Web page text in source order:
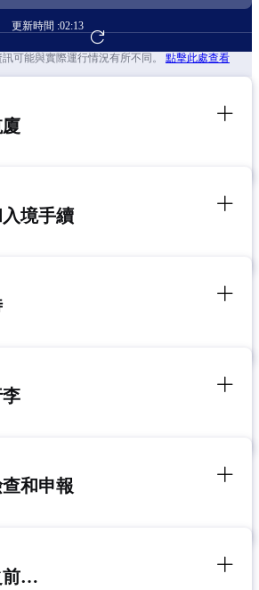
更新時間 :02:13
前往航班預訂
可能與實際運行情況有所不同。 點擊此處查看
境手續
和申報
前…